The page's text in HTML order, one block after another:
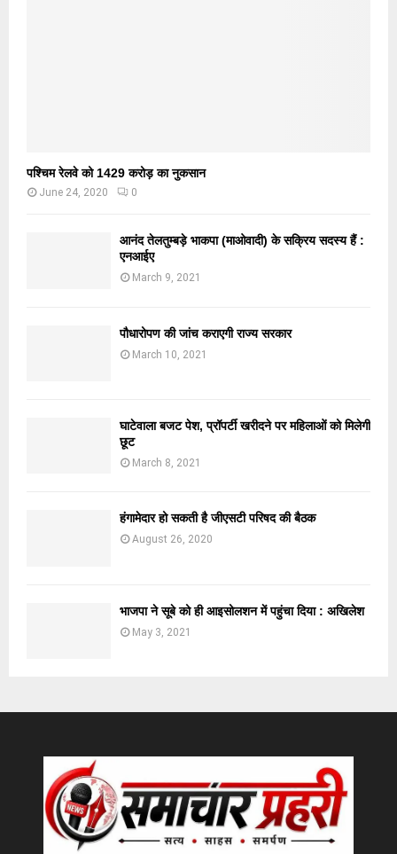
पश्चिम रेलवे को 1429 करोड़ का नुकसान
June 24, 2020 0
आनंद तेलतुम्बड़े भाकपा (माओवादी) के सक्रिय सदस्य हैं :
एनआईए
March 9, 2021
पौधारोपण की जांच कराएगी राज्य सरकार
March 10, 2021
घाटेवाला बजट पेश, प्रॉपर्टी खरीदने पर महिलाओं को मिलेगी
छूट
March 8, 2021
हंगामेदार हो सकती है जीएसटी परिषद की बैठक
August 26, 2020
भाजपा ने सूबे को ही आइसोलशन में पहुंचा दिया : अखिलेश
May 3, 2021